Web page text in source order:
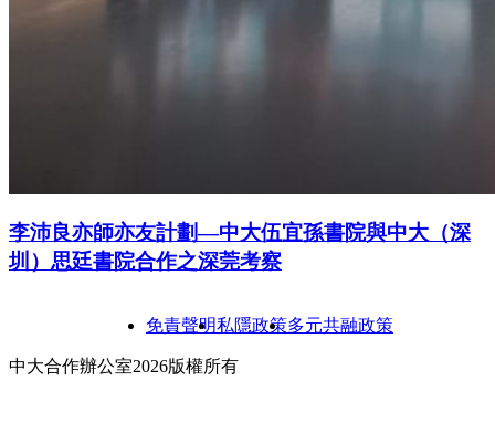
李沛良亦師亦友計劃—中大伍宜孫書院與中大（深
圳）思廷書院合作之深莞考察
免責聲明私隱政策多元共融政策
中大合作辦公室2026版權所有